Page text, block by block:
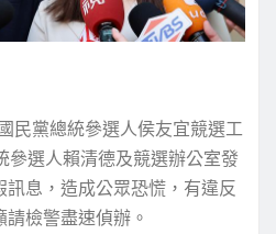
民黨總統參選人侯友宜競選工
參選人賴清德及競選辦公室發
息，造成公眾恐慌，有違反
檢警盡速偵辦。